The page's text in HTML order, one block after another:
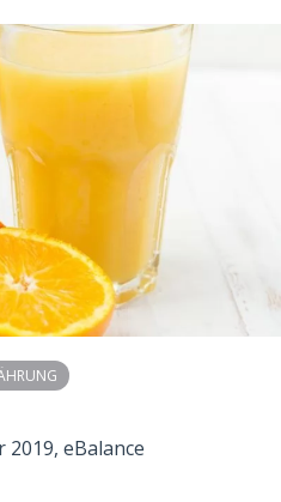
2019, eBalance